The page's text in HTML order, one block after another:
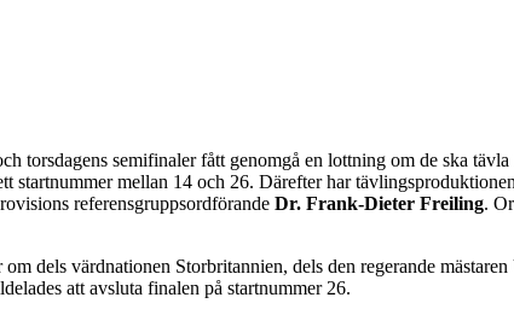
torsdagens semifinaler fått genomgå en lottning om de ska
startnummer mellan 14 och 26. Därefter har
referensgruppsordförande Dr. Frank-Dieter Freiling.
dels värdnationen Storbritannien, dels den regerande
att avsluta finalen på startnummer 26.